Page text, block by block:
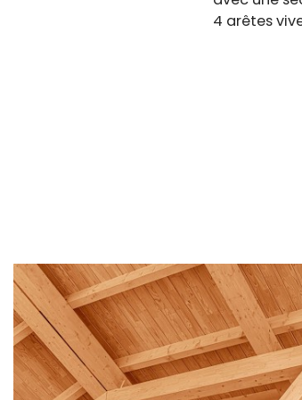
4 arêtes